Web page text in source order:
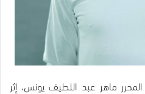
ماهر عبد اللطيف يونس، إثر